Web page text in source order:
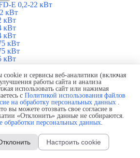
E 0,2-22 кВт
кВт
кВт
кВт
кВт
кВт
кВт
кВт
кВт
кВт
кВт
кВт
кВт
кВт
кВт
кВт
кВт
кВт
кВт
и сервисы веб-аналитики (включая
работы сайта и анализа
использовать сайт или нажимая
с Политикой использования файлов
на обработку персональных данных .
вы можете отозвать свое согласие в
«Отклонить» данные не собираются.
обработки персональных данных.
Настроить cookie